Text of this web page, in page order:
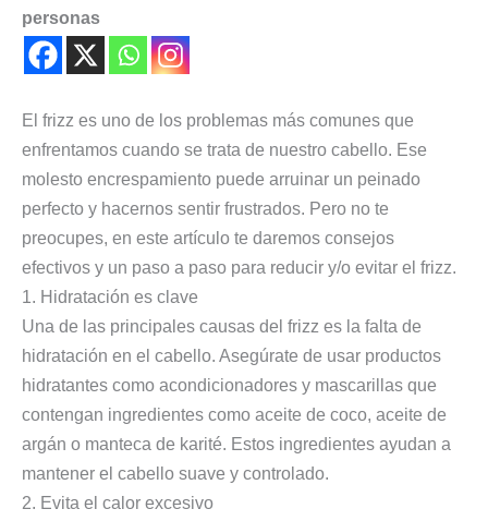
personas
El frizz es uno de los problemas más comunes que
enfrentamos cuando se trata de nuestro cabello. Ese
molesto encrespamiento puede arruinar un peinado
perfecto y hacernos sentir frustrados. Pero no te
preocupes, en este artículo te daremos consejos
efectivos y un paso a paso para reducir y/o evitar el frizz.
1. Hidratación es clave
Una de las principales causas del frizz es la falta de
hidratación en el cabello. Asegúrate de usar productos
hidratantes como acondicionadores y mascarillas que
contengan ingredientes como aceite de coco, aceite de
argán o manteca de karité. Estos ingredientes ayudan a
mantener el cabello suave y controlado.
2. Evita el calor excesivo